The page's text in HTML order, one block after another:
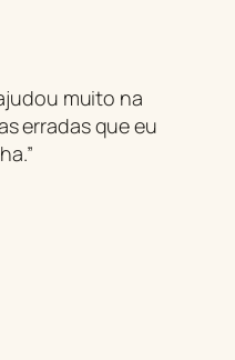
muito na
erradas que eu